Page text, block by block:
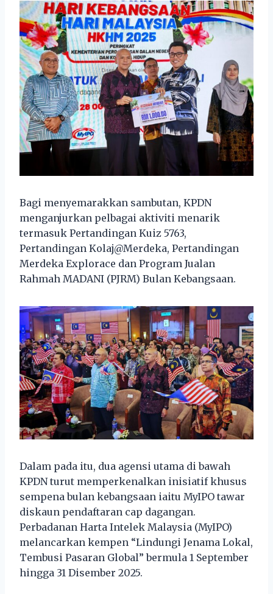
Bagi menyemarakkan sambutan, KPDN
menganjurkan pelbagai aktiviti menarik
termasuk Pertandingan Kuiz 5763,
Pertandingan Kolaj@Merdeka, Pertandingan
Merdeka Explorace dan Program Jualan
Rahmah MADANI (PJRM) Bulan Kebangsaan.
Dalam pada itu, dua agensi utama di bawah
KPDN turut memperkenalkan inisiatif khusus
sempena bulan kebangsaan iaitu MyIPO tawar
diskaun pendaftaran cap dagangan.
Perbadanan Harta Intelek Malaysia (MyIPO)
melancarkan kempen “Lindungi Jenama Lokal,
Tembusi Pasaran Global” bermula 1 September
hingga 31 Disember 2025.